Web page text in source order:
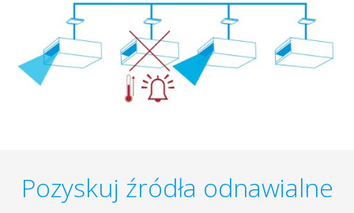
Pozyskuj źródła odnawialne